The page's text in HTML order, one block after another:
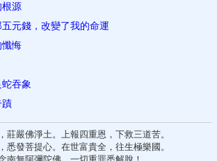
根源
元錢，改變了我的命運
懺悔
吞象
蹟
莊嚴佛淨土。上報四重恩，下救三道苦。
悉發菩提心。在世富貴全，往生極樂國。